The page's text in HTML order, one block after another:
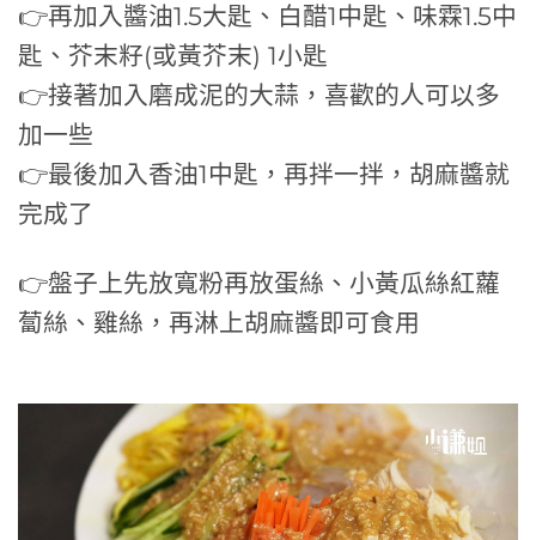
👉再加入醬油1.5大匙、白醋1中匙、味霖1.5中
匙、芥末籽(或黃芥末) 1小匙
👉接著加入磨成泥的大蒜，喜歡的人可以多
加一些
👉最後加入香油1中匙，再拌一拌，胡麻醬就
完成了
👉盤子上先放寬粉再放蛋絲、小黃瓜絲紅蘿
蔔絲、雞絲，再淋上胡麻醬即可食用